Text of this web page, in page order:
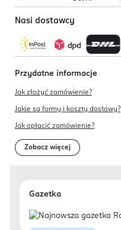
Nasi dostawcy
Przydatne informacje
Jak złożyć zamówienie?
Jakie są formy i koszty dostawy?
Jak opłacić zamówienie?
Zobacz więcej
Gazetka